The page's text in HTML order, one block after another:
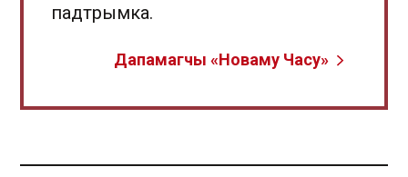
падтрымка.
Дапамагчы «Новаму Часу»